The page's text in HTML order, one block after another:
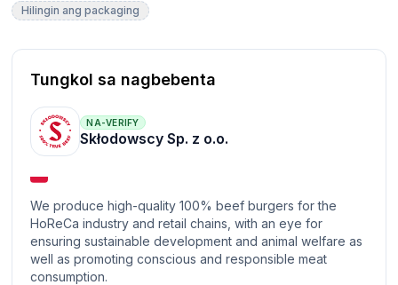
Hilingin ang packaging
Tungkol sa nagbebenta
NA-VERIFY
Skłodowscy Sp. z o.o.
We produce high-quality 100% beef burgers for the
HoReCa industry and retail chains, with an eye for
ensuring sustainable development and animal welfare as
well as promoting conscious and responsible meat
consumption.